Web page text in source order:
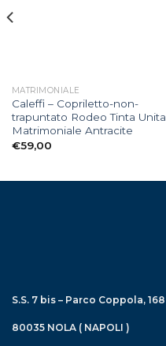
MATRIMONIALE
Caleffi – Copriletto-non-
trapuntato Rodeo Tinta Unita
Matrimoniale Antracite
€59,00
S.S. 7 bis – Parco Coppola, 168
80035 NOLA ( NAPOLI )